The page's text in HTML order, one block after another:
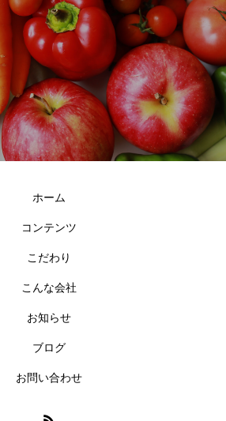
ホーム
コンテンツ
こだわり
こんな会社
お知らせ
ブログ
お問い合わせ